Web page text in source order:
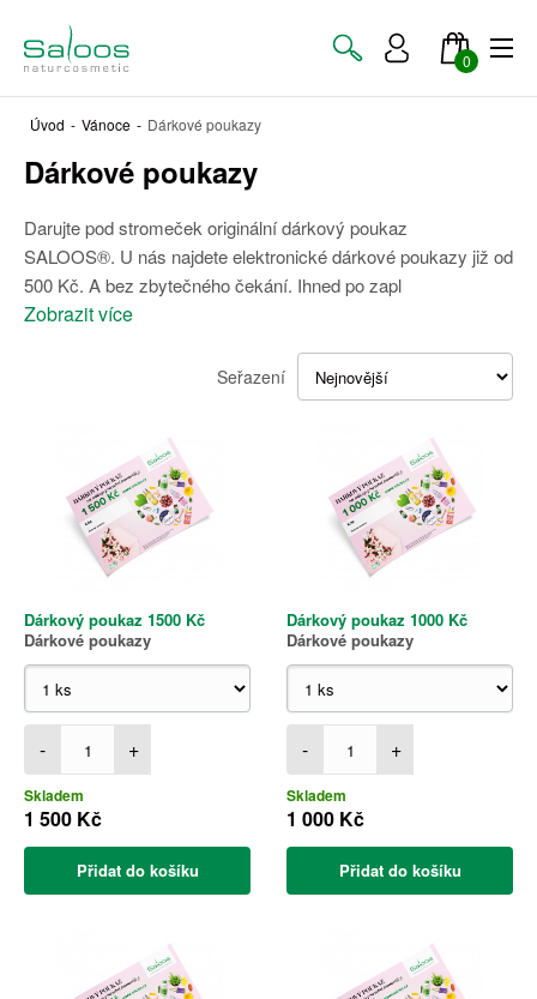
0
Úvod - Vánoce - Dárkové poukazy
Dárkové poukazy
Darujte pod stromeček originální dárkový poukaz
SALOOS®. U nás najdete elektronické dárkové poukazy již od
500 Kč. A bez zbytečného čekání. Ihned po zapl
Zobrazit více
Seřazení
Dárkový poukaz 1500 Kč
Dárkové poukazy
- +
Skladem
1 500 Kč
Přidat do košíku
Dárkový poukaz 1000 Kč
Dárkové poukazy
- +
Skladem
1 000 Kč
Přidat do košíku